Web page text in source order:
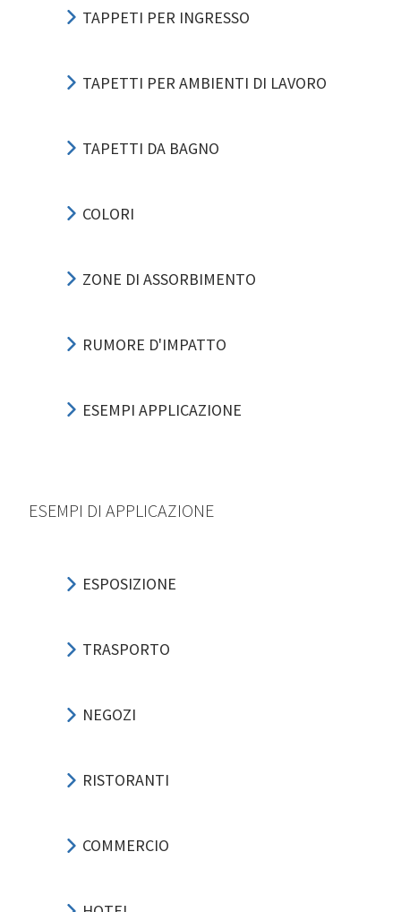
TAPPETI PER INGRESSO
TAPETTI PER AMBIENTI DI LAVORO
TAPETTI DA BAGNO
COLORI
ZONE DI ASSORBIMENTO
RUMORE D'IMPATTO
ESEMPI APPLICAZIONE
ESEMPI DI APPLICAZIONE
ESPOSIZIONE
TRASPORTO
NEGOZI
RISTORANTI
COMMERCIO